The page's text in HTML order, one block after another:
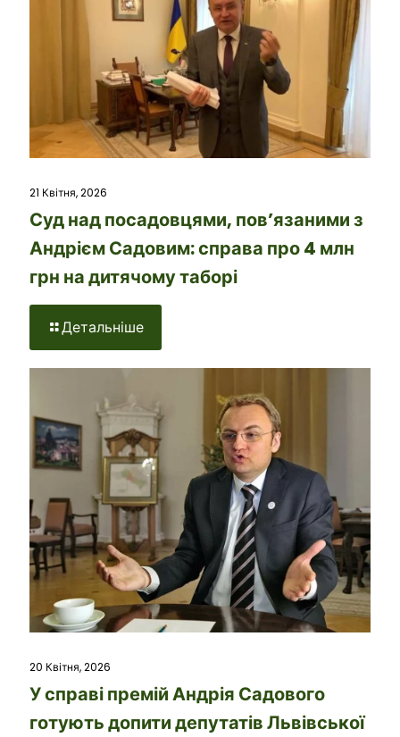
21 Квітня, 2026
Суд над посадовцями, пов’язаними з
Андрієм Садовим: справа про 4 млн
грн на дитячому таборі
Детальніше
20 Квітня, 2026
У справі премій Андрія Садового
готують допити депутатів Львівської